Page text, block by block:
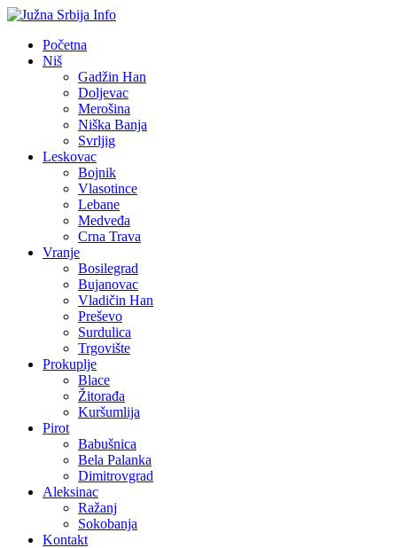
Početna
Niš
Gadžin Han
Doljevac
Merošina
Niška Banja
Svrljig
Leskovac
Bojnik
Vlasotince
Lebane
Medveđa
Crna Trava
Vranje
Bosilegrad
Bujanovac
Vladičin Han
Preševo
Surdulica
Trgovište
Prokuplje
Blace
Žitorađa
Kuršumlija
Pirot
Babušnica
Bela Palanka
Dimitrovgrad
Aleksinac
Ražanj
Sokobanja
Kontakt